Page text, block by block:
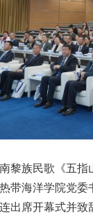
黎族民歌《五
带海洋学院党
出席开幕式并